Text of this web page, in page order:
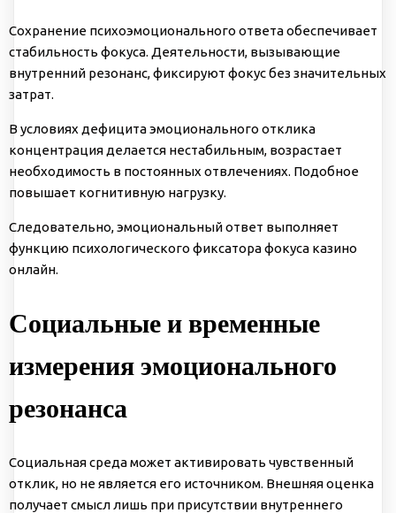
Сохранение психоэмоционального ответа обеспечивает
стабильность фокуса. Деятельности, вызывающие
внутренний резонанс, фиксируют фокус без значительных
затрат.
В условиях дефицита эмоционального отклика
концентрация делается нестабильным, возрастает
необходимость в постоянных отвлечениях. Подобное
повышает когнитивную нагрузку.
Следовательно, эмоциональный ответ выполняет
функцию психологического фиксатора фокуса казино
онлайн.
Социальные и временные
измерения эмоционального
резонанса
Социальная среда может активировать чувственный
отклик, но не является его источником. Внешняя оценка
получает смысл лишь при присутствии внутреннего